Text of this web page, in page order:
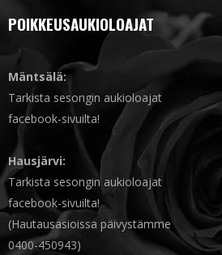
POIKKEUSAUKIOLOAJAT
Mäntsälä:
Tarkista sesongin aukioloajat
facebook-sivuilta!
Hausjärvi:
Tarkista sesongin aukioloajat
facebook-sivuilta!
(Hautausasioissa päivystämme
0400-450943)